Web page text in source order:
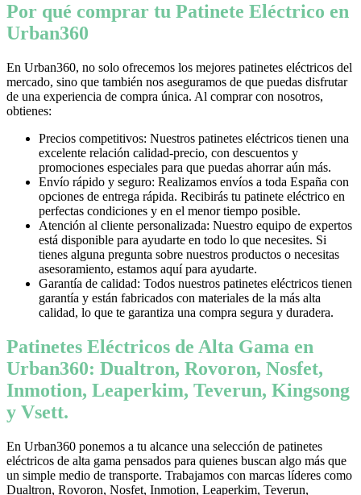
Por qué comprar tu Patinete Eléctrico en
Urban360
En Urban360, no solo ofrecemos los mejores patinetes eléctricos del
mercado, sino que también nos aseguramos de que puedas disfrutar
de una experiencia de compra única. Al comprar con nosotros,
obtienes:
Precios competitivos: Nuestros patinetes eléctricos tienen una
excelente relación calidad-precio, con descuentos y
promociones especiales para que puedas ahorrar aún más.
Envío rápido y seguro: Realizamos envíos a toda España con
opciones de entrega rápida. Recibirás tu patinete eléctrico en
perfectas condiciones y en el menor tiempo posible.
Atención al cliente personalizada: Nuestro equipo de expertos
está disponible para ayudarte en todo lo que necesites. Si
tienes alguna pregunta sobre nuestros productos o necesitas
asesoramiento, estamos aquí para ayudarte.
Garantía de calidad: Todos nuestros patinetes eléctricos tienen
garantía y están fabricados con materiales de la más alta
calidad, lo que te garantiza una compra segura y duradera.
Patinetes Eléctricos de Alta Gama en
Urban360: Dualtron, Rovoron, Nosfet,
Inmotion, Leaperkim, Teverun, Kingsong
y Vsett.
En Urban360 ponemos a tu alcance una selección de patinetes
eléctricos de alta gama pensados para quienes buscan algo más que
un simple medio de transporte. Trabajamos con marcas líderes como
Dualtron, Rovoron, Nosfet, Inmotion, Leaperkim, Teverun,